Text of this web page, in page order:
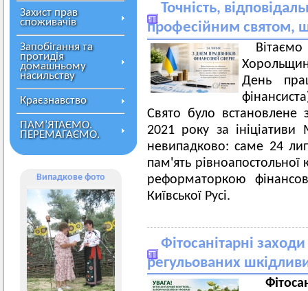
Захист прав
споживачів
Запобігання та
протидія
домашньому
насильству
Краєзнавство
ПАМ’ЯТАЄМО.
ПЕРЕМАГАЄМО.
Випадкове фото
Точність,
професійним святом,
Вітаємо
День
Свято було встановлене
2021 року за ініціативи
невипадково: саме 24
пам'ять
реформаторкою
Київської Русі.
Фітосанітарні заходи
регульованих